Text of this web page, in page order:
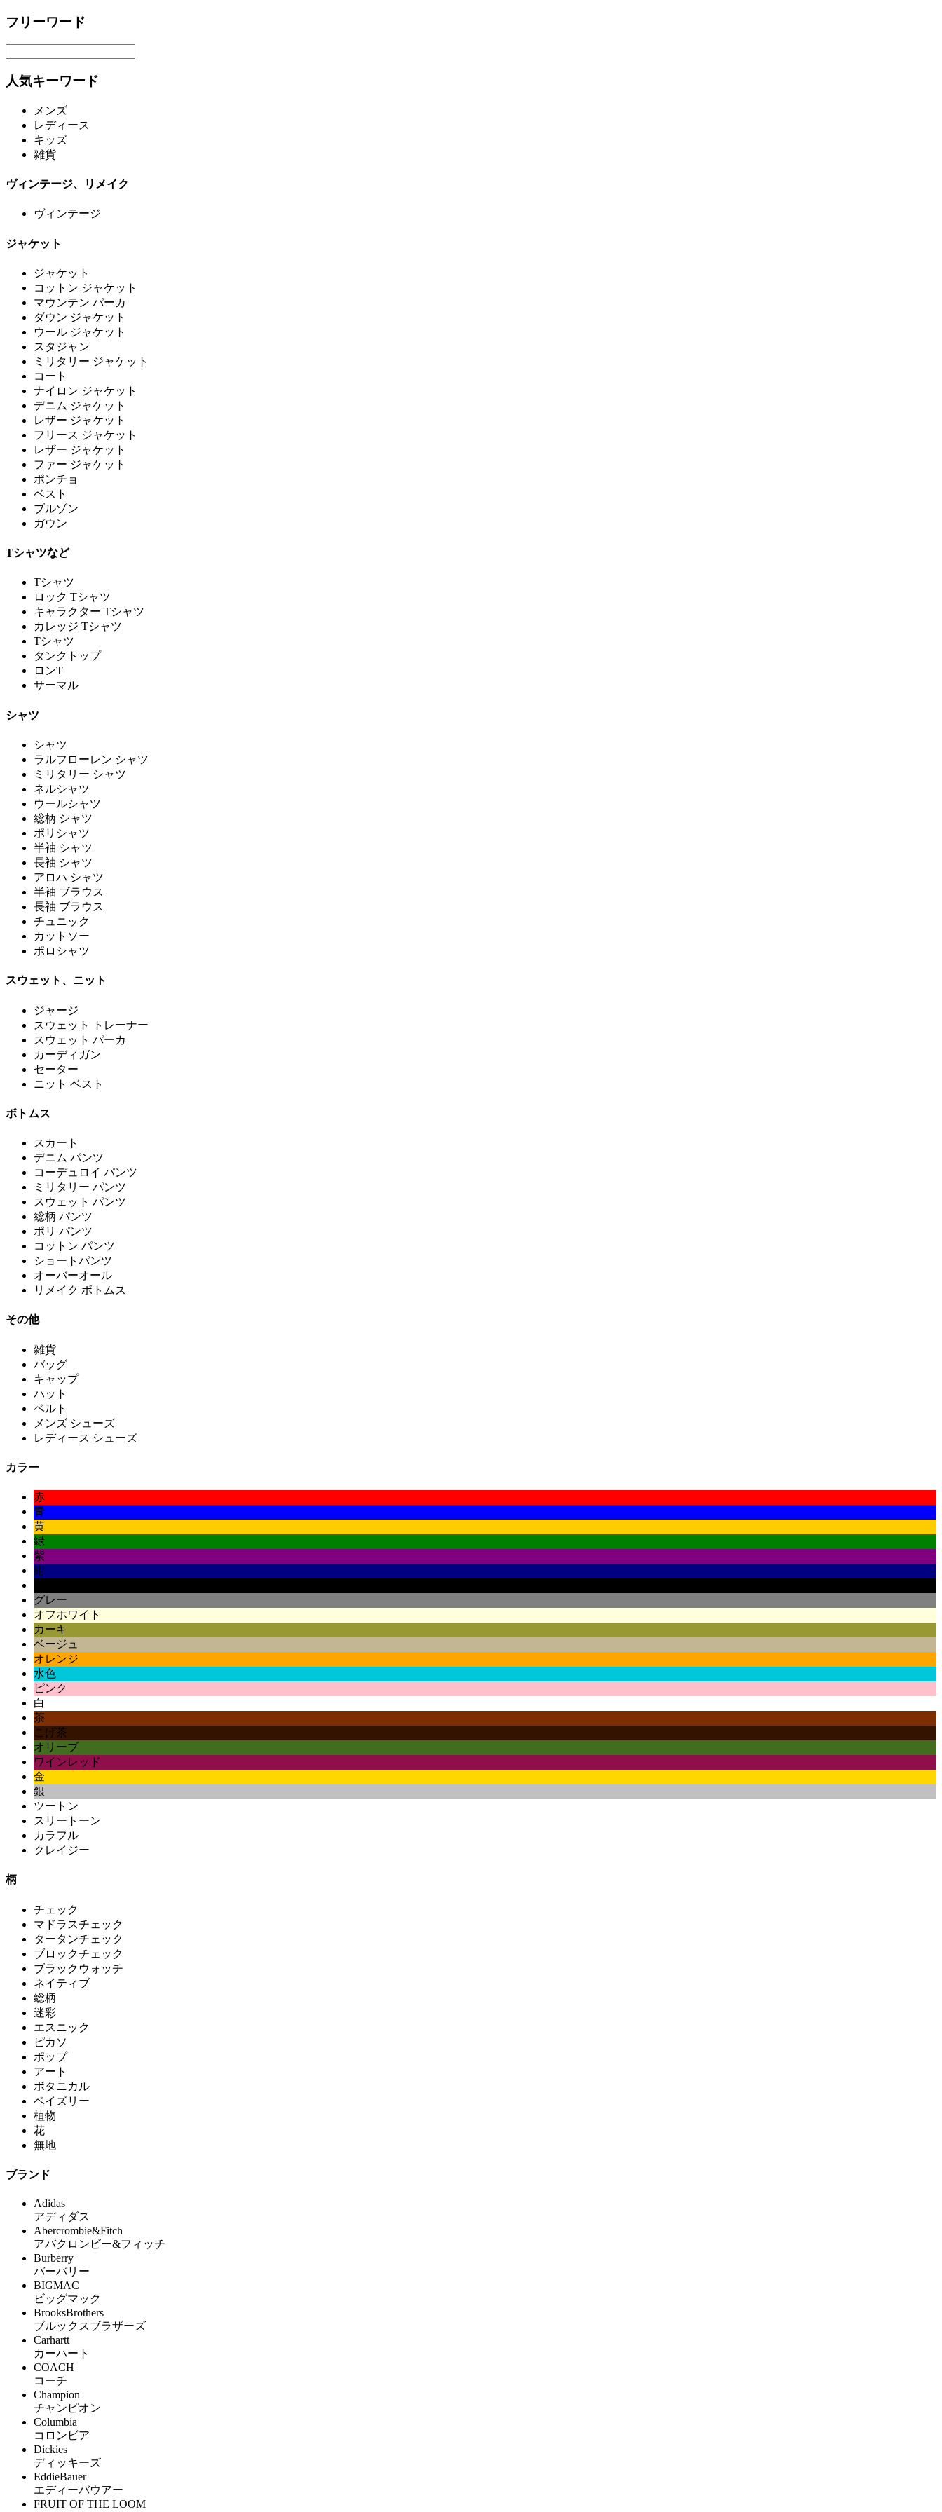
フリーワード
人気キーワード
メンズ
レディース
キッズ
雑貨
ヴィンテージ、リメイク
ヴィンテージ
ジャケット
ジャケット
コットン ジャケット
マウンテン パーカ
ダウン ジャケット
ウール ジャケット
スタジャン
ミリタリー ジャケット
コート
ナイロン ジャケット
デニム ジャケット
レザー ジャケット
フリース ジャケット
レザー ジャケット
ファー ジャケット
ポンチョ
ベスト
ブルゾン
ガウン
Tシャツなど
Tシャツ
ロック Tシャツ
キャラクター Tシャツ
カレッジ Tシャツ
Tシャツ
タンクトップ
ロンT
サーマル
シャツ
シャツ
ラルフローレン シャツ
ミリタリー シャツ
ネルシャツ
ウールシャツ
総柄 シャツ
ポリシャツ
半袖 シャツ
長袖 シャツ
アロハ シャツ
半袖 ブラウス
長袖 ブラウス
チュニック
カットソー
ポロシャツ
スウェット、ニット
ジャージ
スウェット トレーナー
スウェット パーカ
カーディガン
セーター
ニット ベスト
ボトムス
スカート
デニム パンツ
コーデュロイ パンツ
ミリタリー パンツ
スウェット パンツ
総柄 パンツ
ポリ パンツ
コットン パンツ
ショートパンツ
オーバーオール
リメイク ボトムス
その他
雑貨
バッグ
キャップ
ハット
ベルト
メンズ シューズ
レディース シューズ
カラー
赤
青
黄
緑
紫
紺
グレー
オフホワイト
カーキ
ベージュ
オレンジ
水色
ピンク
白
茶
こげ茶
オリーブ
ワインレッド
金
銀
ツートン
スリートーン
カラフル
クレイジー
柄
チェック
マドラスチェック
タータンチェック
ブロックチェック
ブラックウォッチ
ネイティブ
総柄
迷彩
エスニック
ピカソ
ポップ
アート
ボタニカル
ペイズリー
植物
花
無地
ブランド
Adidas
アディダス
Abercrombie&Fitch
アバクロンビー&フィッチ
Burberry
バーバリー
BIGMAC
ビッグマック
BrooksBrothers
ブルックスブラザーズ
Carhartt
カーハート
COACH
コーチ
Champion
チャンピオン
Columbia
コロンビア
Dickies
ディッキーズ
EddieBauer
エディーバウアー
FRUIT OF THE LOOM